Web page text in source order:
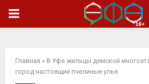
ОСНОВНОЕ
Главная » В Уфе жильцы демской
город настоящие пчелиные улья